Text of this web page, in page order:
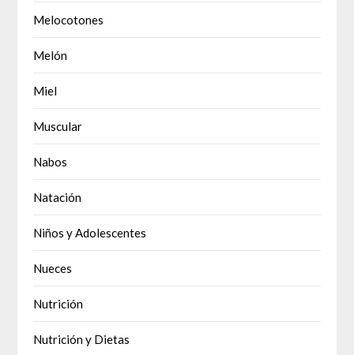
Melocotones
Melón
Miel
Muscular
Nabos
Natación
Niños y Adolescentes
Nueces
Nutrición
Nutrición y Dietas